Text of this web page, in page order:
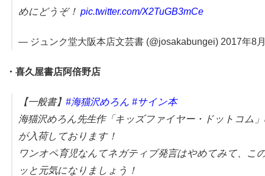
めにどうぞ！ pic.twitter.com/X2TuGB3mCe
— ジュンク堂大阪本店文芸書 (@josakabungei) 2017年8
・喜久屋書店阿倍野店
【一般書】 #海猫沢めろん #サイン本
海猫沢めろん先生作「キッズファイヤー・ドットコム
が入荷しております！
ワンオペ育児なんてネガティブ発言はやめてみて、こ
ッと元気になりましょう！